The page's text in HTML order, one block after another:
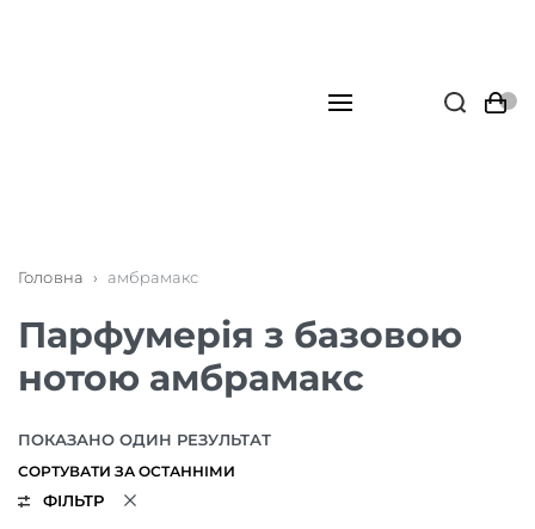
Головна › амбрамакс
Парфумерія з базовою
нотою амбрамакс
ПОКАЗАНО ОДИН РЕЗУЛЬТАТ
ФІЛЬТР